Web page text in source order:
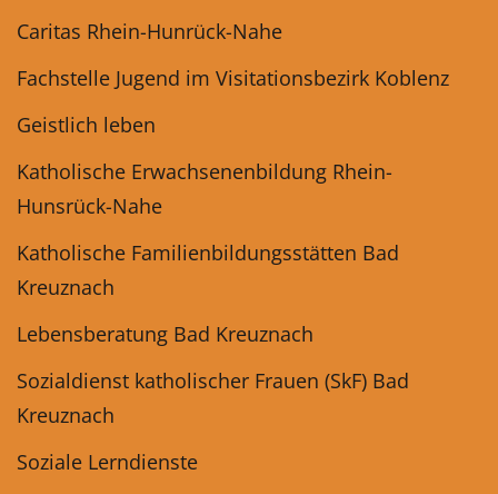
Caritas Rhein-Hunrück-Nahe
Fachstelle Jugend im Visitationsbezirk Koblenz
Geistlich leben
Katholische Erwachsenenbildung Rhein-
Hunsrück-Nahe
Katholische Familienbildungsstätten Bad
Kreuznach
Lebensberatung Bad Kreuznach
Sozialdienst katholischer Frauen (SkF) Bad
Kreuznach
Soziale Lerndienste